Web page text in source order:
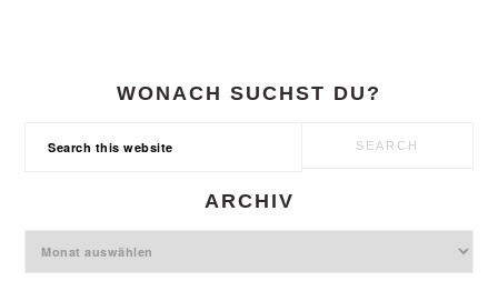
WONACH SUCHST DU?
ARCHIV
Archiv